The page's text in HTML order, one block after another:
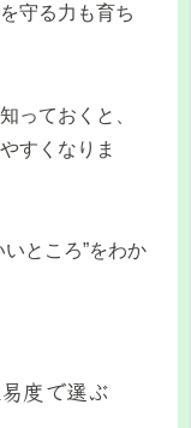
守る力も育ち
っておくと、
すくなりま
ところ”をわか
度で選ぶ